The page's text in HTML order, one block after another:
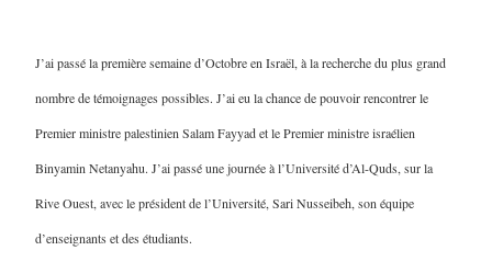
J’ai passé la première semaine d’Octobre en Israël, à la recherche du plus grand
nombre de témoignages possibles. J’ai eu la chance de pouvoir rencontrer le
Premier ministre palestinien Salam Fayyad et le Premier ministre israélien
Binyamin Netanyahu. J’ai passé une journée à l’Université d’Al-Quds, sur la
Rive Ouest, avec le président de l’Université, Sari Nusseibeh, son équipe
d’enseignants et des étudiants.